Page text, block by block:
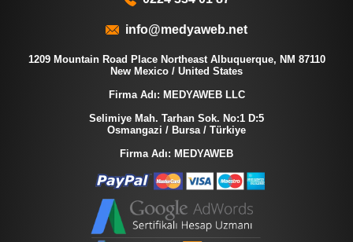
info@medyaweb.net
1209 Mountain Road Place Northeast Albuquerque, NM 87110
New Mexico / United States
Firma Adı: MEDYAWEB LLC
Selimiye Mah. Tarhan Sok. No:1 D:5
Osmangazi / Bursa / Türkiye
Firma Adı: MEDYAWEB